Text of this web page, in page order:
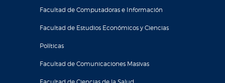
Facultad de Computadoras e Información
Facultad de Estudios Económicos y Ciencias
Políticas
Facultad de Comunicaciones Masivas